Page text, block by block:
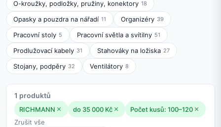
O-kroužky, podložky, pružiny, konektory 18
Opasky a pouzdra na nářadí 11 Organizéry 39
Pracovní stoly 5 Pracovní světla a svítilny 51
Prodlužovací kabely 31 Stahováky na ložiska 27
Stojany, podpěry 32 Ventilátory 8
1 produktů
RICHMANN do 35 000 Kč
Počet kusů: 100–120
Zrušit vše